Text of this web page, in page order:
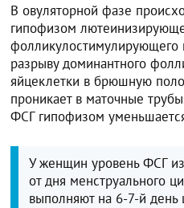
В овуляторной фазе
гипофизом
фолликулостимулирующего
разрыву доминантного
яйцеклетки в брюшную
проникает в маточные
ФСГ гипофизом
У женщин уровень ФСГ
от дня менструального
выполняют на 6-7-й день